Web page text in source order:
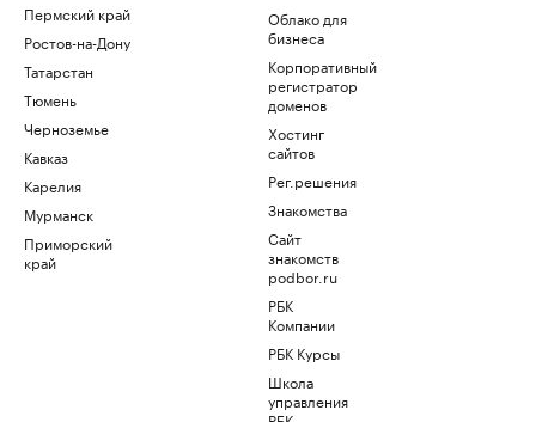
Пермский край
Ростов-на-Дону
Татарстан
Тюмень
Черноземье
Кавказ
Карелия
Мурманск
Приморский
край
Облако для
бизнеса
Корпоративный
регистратор
доменов
Хостинг
сайтов
Рег.решения
Знакомства
Сайт
знакомств
podbor.ru
РБК
Компании
РБК Курсы
Школа
управления